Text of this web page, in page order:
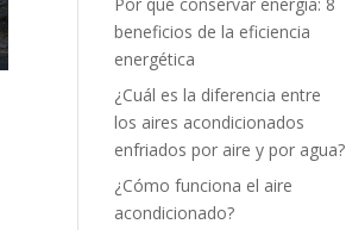
beneficios de la eficiencia
energética
¿Cuál es la diferencia entre
los aires acondicionados
enfriados por aire y por agua?
¿Cómo funciona el aire
acondicionado?